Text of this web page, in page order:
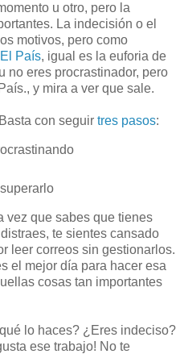
u otro, pero la
La indecisión o el
motivos, pero como
País, igual es la euforia de
no eres procrastinador, pero
y mira a ver que sale.
con seguir tres pasos:
vez que sabes que tienes
te sientes cansado
leer correos sin gestionarlos.
el mejor día para hacer esa
cosas tan importantes
lo haces? ¿Eres indeciso?
ese trabajo! No te